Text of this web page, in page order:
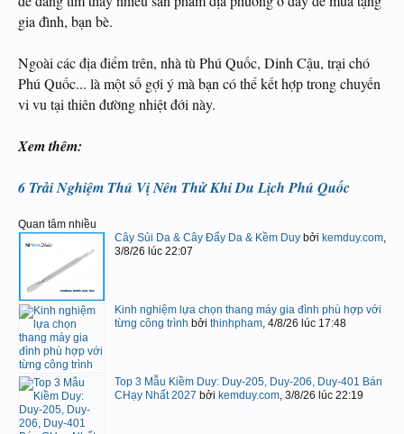
gia đình, bạn bè.
Ngoài các địa điểm trên, nhà tù Phú Quốc, Dinh Cậu, trại chó
Phú Quốc... là một số gợi ý mà bạn có thể kết hợp trong chuyến
vi vu tại thiên đường nhiệt đới này.
Xem thêm:
6 Trải Nghiệm Thú Vị Nên Thử Khi Du Lịch Phú Quốc
Quan tâm nhiều
Cây Sủi Da & Cây Đẩy Da & Kềm Duy bởi kemduy.com,
3/8/26 lúc 22:07
Kinh nghiệm lựa chọn thang máy gia đình phù hợp với
từng công trình bởi thinhpham, 4/8/26 lúc 17:48
Top 3 Mẫu Kiềm Duy: Duy-205, Duy-206, Duy-401 Bán
CHạy Nhất 2027 bởi kemduy.com, 3/8/26 lúc 22:19